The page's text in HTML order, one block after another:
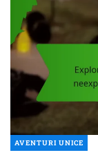
AVENTURI UNICE